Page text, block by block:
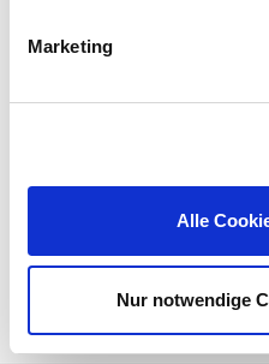
Marketing
Alle
Nur notwendige
mehr